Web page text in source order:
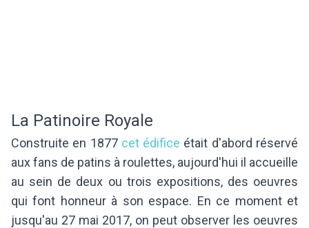
La Patinoire Royale
Construite en 1877 cet édifice était d'abord réservé
aux fans de patins à roulettes, aujourd'hui il accueille
au sein de deux ou trois expositions, des oeuvres
qui font honneur à son espace. En ce moment et
jusqu'au 27 mai 2017, on peut observer les oeuvres